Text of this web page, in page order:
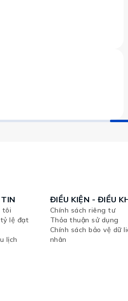
tôi
lệ đạt
lịch
ĐIỀU KIỆN - ĐIỀU
Chính sách riêng tư
Thỏa thuận sử dụng
Chính sách bảo vệ dữ
nhân